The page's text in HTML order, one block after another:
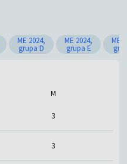
ME 2024,
grupa D
ME 2024,
grupa E
ME
M
3
3